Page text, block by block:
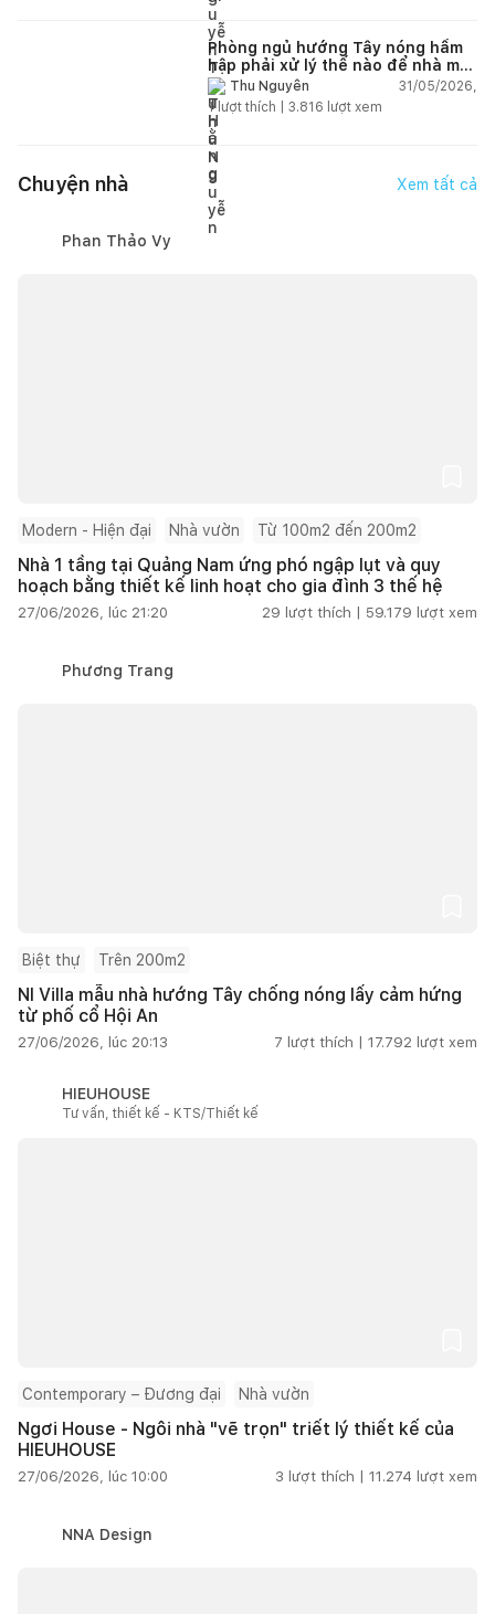
Phòng ngủ hướng Tây nóng hầm
hập phải xử lý thế nào để nhà mát
hơn?Thu Nguyễn
31/05/2026,
1lượt thích | 3.816 lượt xem
Chuyện nhà Xem tất cả
Phan Thảo Vy
Modern - Hiện đại Nhà vườn Từ 100m2 đến 200m2
Nhà 1 tầng tại Quảng Nam ứng phó ngập lụt và quy
hoạch bằng thiết kế linh hoạt cho gia đình 3 thế hệ
27/06/2026, lúc 21:20 29 lượt thích | 59.179 lượt xem
Phương Trang
Biệt thự Trên 200m2
NI Villa mẫu nhà hướng Tây chống nóng lấy cảm hứng
từ phố cổ Hội An
27/06/2026, lúc 20:13 7 lượt thích | 17.792 lượt xem
HIEUHOUSE
Tư vấn, thiết kế - KTS/Thiết kế
Contemporary – Đương đại Nhà vườn
Ngơi House - Ngôi nhà "vẽ trọn" triết lý thiết kế của
HIEUHOUSE
27/06/2026, lúc 10:00 3 lượt thích | 11.274 lượt xem
NNA Design